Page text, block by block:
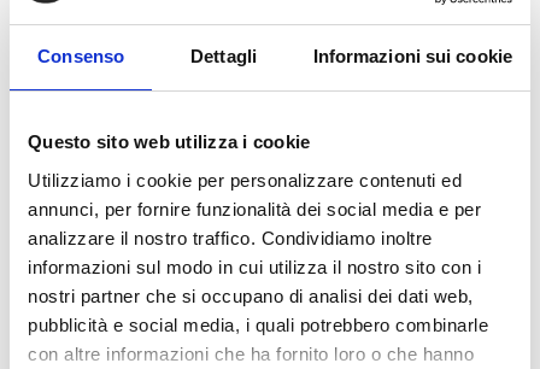
Consenso Dettagli Informazioni sui cookie
Questo sito web utilizza i cookie
Utilizziamo i cookie per personalizzare contenuti ed
annunci, per fornire funzionalità dei social media e per
analizzare il nostro traffico. Condividiamo inoltre
informazioni sul modo in cui utilizza il nostro sito con i
nostri partner che si occupano di analisi dei dati web,
pubblicità e social media, i quali potrebbero combinarle
con altre informazioni che ha fornito loro o che hanno